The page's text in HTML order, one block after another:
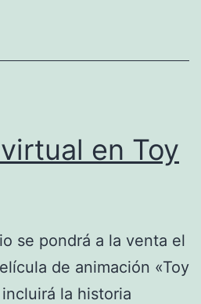
en Toy
se pondrá a la venta el
de animación «Toy
la historia